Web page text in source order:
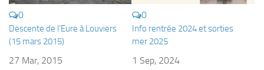
Sorties 2018
sorties 2017
Sorties 2016
Sorties 2015
0
Descente de l’Eure à Louviers
(15 mars 2015)
27 Mar, 2015
0
Info rentrée 2024 et sorties
mer 2025
1 Sep, 2024